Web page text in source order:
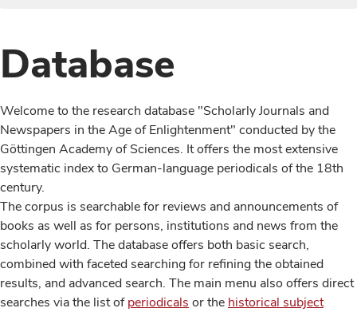
Database
Welcome to the research database "Scholarly Journals and
Newspapers in the Age of Enlightenment" conducted by the
Göttingen Academy of Sciences. It offers the most extensive
systematic index to German-language periodicals of the 18th
century.
The corpus is searchable for reviews and announcements of
books as well as for persons, institutions and news from the
scholarly world. The database offers both basic search,
combined with faceted searching for refining the obtained
results, and advanced search. The main menu also offers direct
searches via the list ofperiodicals or the historical subject